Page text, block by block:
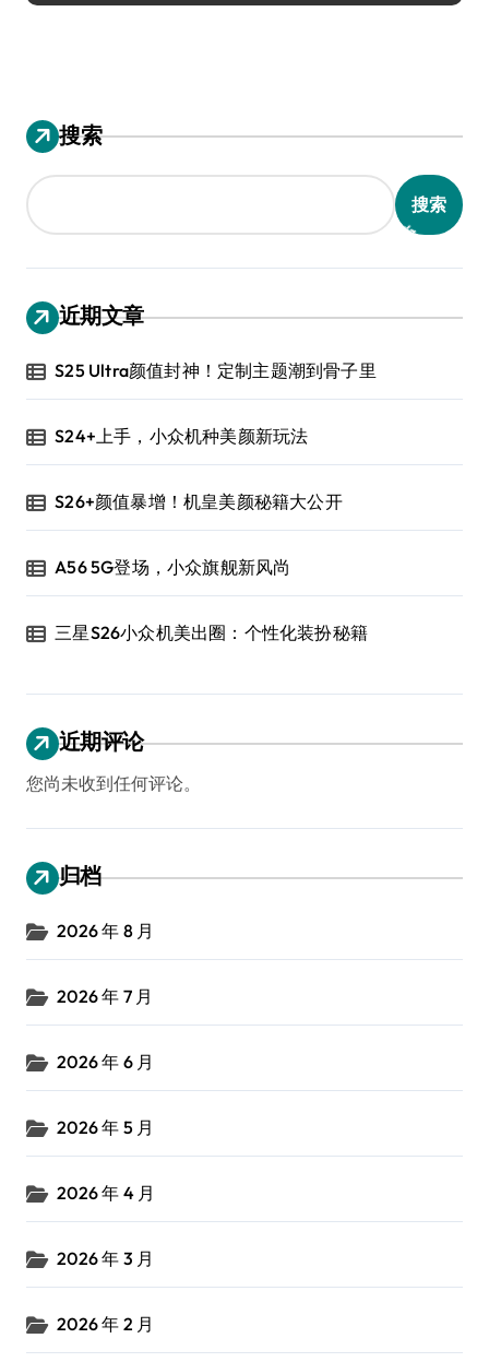
搜索
搜索
近期文章
S25 Ultra颜值封神！定制主题潮到骨子里
S24+上手，小众机种美颜新玩法
S26+颜值暴增！机皇美颜秘籍大公开
A56 5G登场，小众旗舰新风尚
三星S26小众机美出圈：个性化装扮秘籍
近期评论
您尚未收到任何评论。
归档
2026 年 8 月
2026 年 7 月
2026 年 6 月
2026 年 5 月
2026 年 4 月
2026 年 3 月
2026 年 2 月